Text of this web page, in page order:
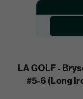
LA GOLF -
#5-6 (Long